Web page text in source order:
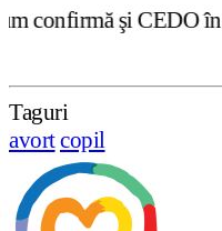
în cazul
Taguri
avortcopil